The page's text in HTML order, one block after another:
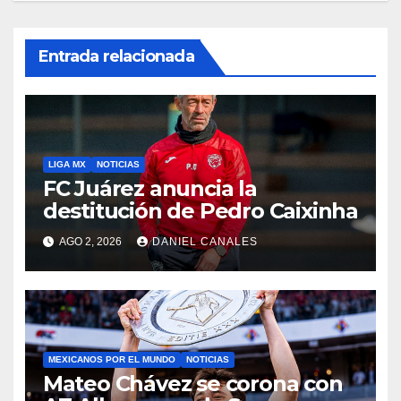
Entrada relacionada
LIGA MX NOTICIAS
FC Juárez anuncia la
destitución de Pedro Caixinha
AGO 2, 2026 DANIEL CANALES
MEXICANOS POR EL MUNDO NOTICIAS
Mateo Chávez se corona con